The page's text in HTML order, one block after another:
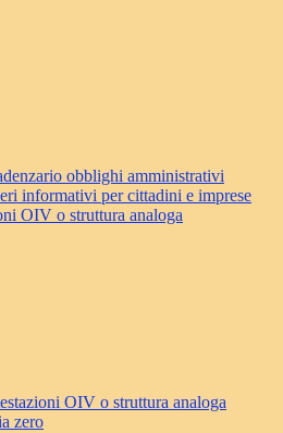
obblighi amministrativi
informativi per cittadini e imprese
OIV o struttura analoga
OIV o struttura analoga
zero